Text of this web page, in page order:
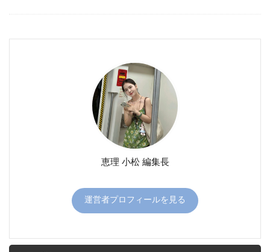
恵理 小松 編集長
運営者プロフィールを見る